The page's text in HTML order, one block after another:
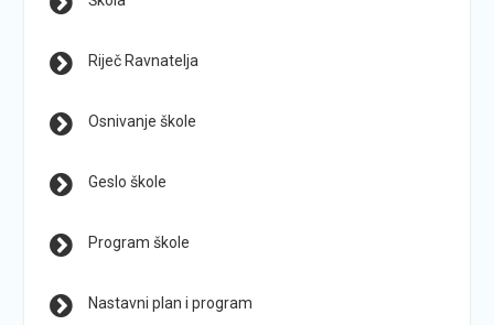
Riječ Ravnatelja
Osnivanje škole
Geslo škole
Program škole
Nastavni plan i program